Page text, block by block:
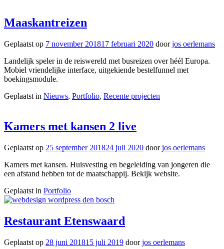
Maaskantreizen
Geplaatst op 7 november 201817 februari 2020 doorjos oerlemans
Landelijk speler in de reiswereld met busreizen over héél Europa.
Mobiel vriendelijke interface, uitgekiende bestelfunnel met
boekingsmodule.
Geplaatst in Nieuws, Portfolio, Recente projecten
Kamers met kansen 2 live
Geplaatst op 25 september 201824 juli 2020 doorjos oerlemans
Kamers met kansen. Huisvesting en begeleiding van jongeren die
een afstand hebben tot de maatschappij. Bekijk website.
Geplaatst in Portfolio
Restaurant Etenswaard
Geplaatst op 28 juni 201815 juli 2019 doorjos oerlemans